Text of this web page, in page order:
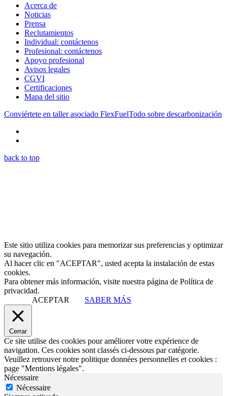
Acerca de
Noticias
Prensa
Reclutamientos
Individual: contáctenos
Profesional: contáctenos
Apoyo profesional
Avisos legales
CGVI
Certificaciones
Mapa del sitio
Conviértete en taller asociado FlexFuelTodo sobre descarbonización
back to top
Este sitio utiliza cookies para memorizar sus preferencias y optimizar
su navegación.
Al hacer clic en "ACEPTAR", usted acepta la instalación de estas
cookies.
Para obtener más información, visite nuestra página de Política de
privacidad.
ACEPTAR
SABER MÁS
Cerrar
Ce site utilise des cookies pour améliorer votre expérience de
navigation. Ces cookies sont classés ci-dessous par catégorie.
Veuillez retrouver notre politique données personnelles et cookies :
page "Mentions légales".
Nécessaire
Nécessaire